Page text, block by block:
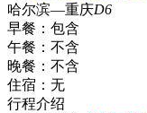
哈尔滨—重庆D6
早餐： 包含
午餐： 不含
晚餐： 不含
住宿： 无
行程介绍